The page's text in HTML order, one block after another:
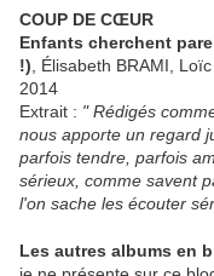
COUP DE CŒUR
Enfants cherchent
!) , Élisabeth BRAMI,
2014
Extrait : " Rédigés
nous apporte un regard
parfois tendre, parfois
sérieux, comme savent
l'on sache les écouter
Les autres albums en